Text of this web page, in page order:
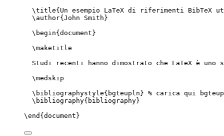
\title{Un esempio LaTeX di riferimenti
\author{John Smith}
\begin{ document }
\maketitle
Studi recenti hanno dimostrato che LaTeX è
\medskip
\bibliographystyle{bgteupln} % carica qui
\bibliography{bibliography}
\end { document }